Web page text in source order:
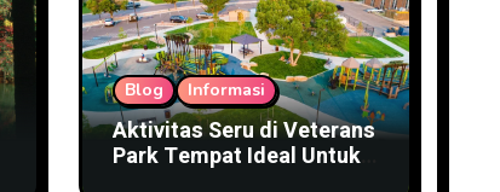
Blog Informasi
Aktivitas Seru di Veterans
Park Tempat Ideal Untuk